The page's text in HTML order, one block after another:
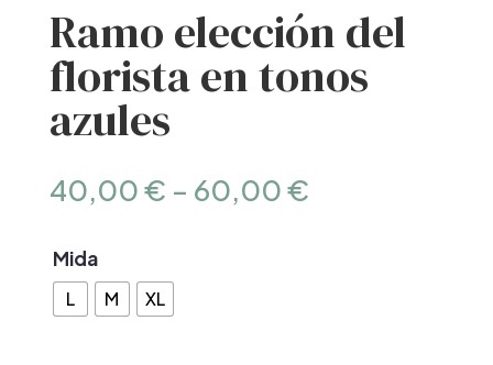
Ramo elección del
florista en tonos
azules
40,00€ – 60,00€
Mida
L M XL